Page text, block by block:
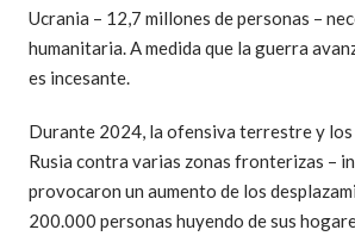
Ucrania – 12,7 millones de personas –
humanitaria. A medida que la guerra
es incesante.
Durante 2024, la ofensiva terrestre y los
Rusia contra varias zonas fronterizas –
provocaron un aumento de los
200.000 personas huyendo de sus